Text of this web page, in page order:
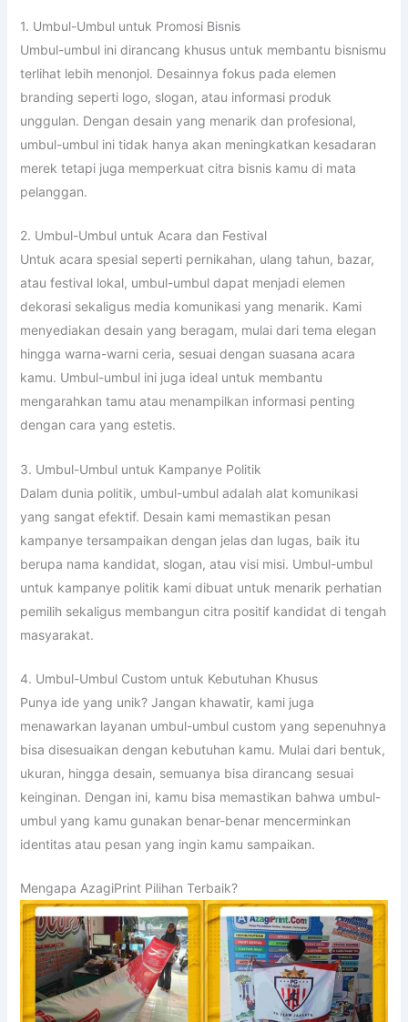
1. Umbul-Umbul untuk Promosi Bisnis
Umbul-umbul ini dirancang khusus untuk membantu bisnismu
terlihat lebih menonjol. Desainnya fokus pada elemen
branding seperti logo, slogan, atau informasi produk
unggulan. Dengan desain yang menarik dan profesional,
umbul-umbul ini tidak hanya akan meningkatkan kesadaran
merek tetapi juga memperkuat citra bisnis kamu di mata
pelanggan.
2. Umbul-Umbul untuk Acara dan Festival
Untuk acara spesial seperti pernikahan, ulang tahun, bazar,
atau festival lokal, umbul-umbul dapat menjadi elemen
dekorasi sekaligus media komunikasi yang menarik. Kami
menyediakan desain yang beragam, mulai dari tema elegan
hingga warna-warni ceria, sesuai dengan suasana acara
kamu. Umbul-umbul ini juga ideal untuk membantu
mengarahkan tamu atau menampilkan informasi penting
dengan cara yang estetis.
3. Umbul-Umbul untuk Kampanye Politik
Dalam dunia politik, umbul-umbul adalah alat komunikasi
yang sangat efektif. Desain kami memastikan pesan
kampanye tersampaikan dengan jelas dan lugas, baik itu
berupa nama kandidat, slogan, atau visi misi. Umbul-umbul
untuk kampanye politik kami dibuat untuk menarik perhatian
pemilih sekaligus membangun citra positif kandidat di tengah
masyarakat.
4. Umbul-Umbul Custom untuk Kebutuhan Khusus
Punya ide yang unik? Jangan khawatir, kami juga
menawarkan layanan umbul-umbul custom yang sepenuhnya
bisa disesuaikan dengan kebutuhan kamu. Mulai dari bentuk,
ukuran, hingga desain, semuanya bisa dirancang sesuai
keinginan. Dengan ini, kamu bisa memastikan bahwa umbul-
umbul yang kamu gunakan benar-benar mencerminkan
identitas atau pesan yang ingin kamu sampaikan.
Mengapa AzagiPrint Pilihan Terbaik?